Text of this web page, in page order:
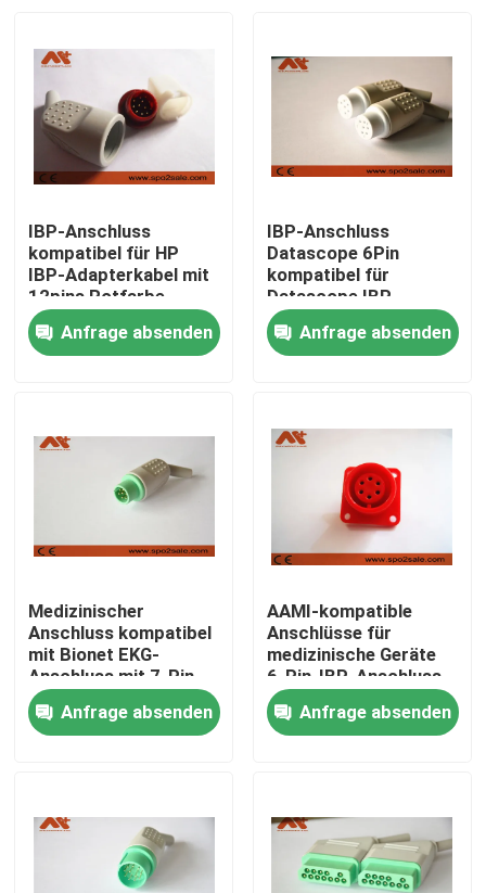
Startseite
Produkte
Fabrik Tour
Kontakt
Nachrichten
Patientenmonitorkabel
wiederverwendbarer spo2-sensor
IBP-Anschluss
kompatibel für HP
IBP-Adapterkabel mit
12pins Rotfarbe
Anfrage absenden
IBP-Anschluss
Datascope 6Pin
kompatibel für
Datascope IBP-
Adapterkabel
Anfrage absenden
Medizinischer
Anschluss kompatibel
mit Bionet EKG-
Anschluss mit 7-Pin
Grün
Anfrage absenden
AAMI-kompatible
Anschlüsse für
medizinische Geräte
6-Pin-IBP-Anschluss
Anfrage absenden